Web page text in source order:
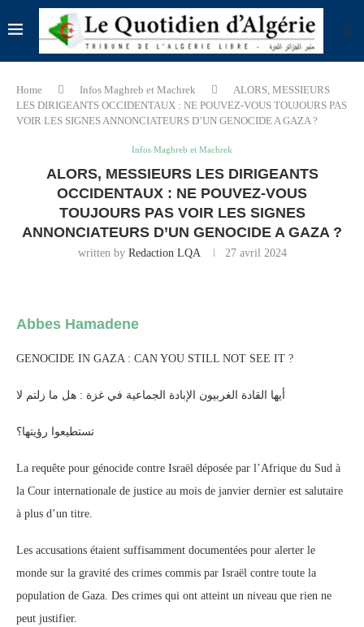
Home Infos Maghreb et Machrek
ALORS, MESSIEURS
LES DIRIGEANTS OCCIDENTAUX : NE POUVEZ-VOUS TOUJOURS PAS
VOIR LES SIGNES ANNONCIATEURS D’UN GENOCIDE A GAZA ?
Infos Maghreb et Machrek
ALORS, MESSIEURS LES DIRIGEANTS
OCCIDENTAUX : NE POUVEZ-VOUS
TOUJOURS PAS VOIR LES SIGNES
ANNONCIATEURS D’UN GENOCIDE A GAZA ?
written by Redaction LQA 27 avril 2024
Abbes Hamadene
GENOCIDE IN GAZA : CAN YOU STILL NOT SEE IT ?
أيها القادة الغربيون الإبادة الجماعية في غزة : هل ما زلتم لا
تستطيعوا رؤيتها؟
La requête pour génocide contre Israël déposée par l’Afrique du Sud à
la Cour internationale de justice au mois de janvier dernier est salutaire
à plus d’un titre.
Les accusations étaient suffisamment documentées pour alerter le
monde sur la gravité des crimes commis par Israël contre toute la
population de Gaza. Des crimes qui ont atteint un niveau que rien ne
peut justifier.